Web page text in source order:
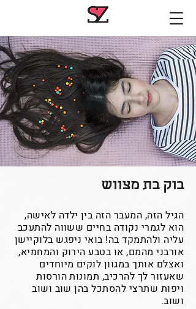
בוק בת מצווש
הגיל הזה, המעבר הזה בין ילדה לאישה,
הוא לגמרי נקודה בחיים ששווה להתעכב
עליה ולהתמקד בה! בואי ניפגש בלוקיישן
אורבני מהמם, או בטבע הירוק והמחמיא,
ואצלם אותך במגוון לוקים מיוחדים
שאעזור לך להרכיב, תמונות הורסות
ויפות שתרצי להסתכל בהן שוב ושוב
ושוב.